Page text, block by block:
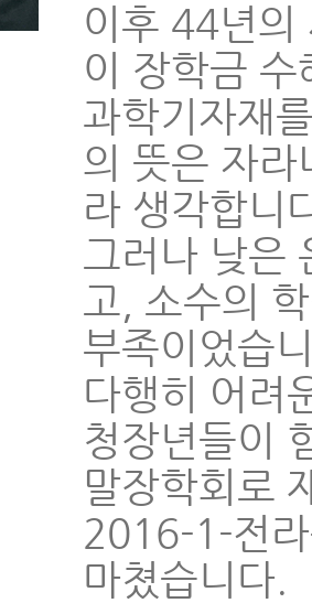
이후 44년의
이 장학금
과학기자재
의 뜻은 자라
라 생각합니
그러나 낮은
고, 소수의
부족이었습
다행히 어려
청장년들이
말장학회로
2016-1-전
마쳤습니다.